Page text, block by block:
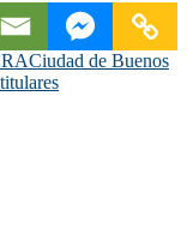
Ciudad de Buenos
titulares